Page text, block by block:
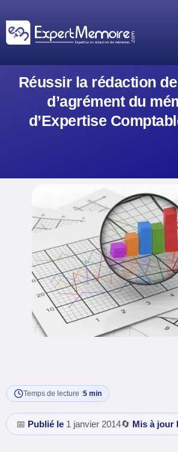
au
contenu
Réussir la rédaction
d’agrément du
d’Expertise
Temps de lecture :5 min
📅 Publié le 1 janvier 2014🔄 Mis à jour